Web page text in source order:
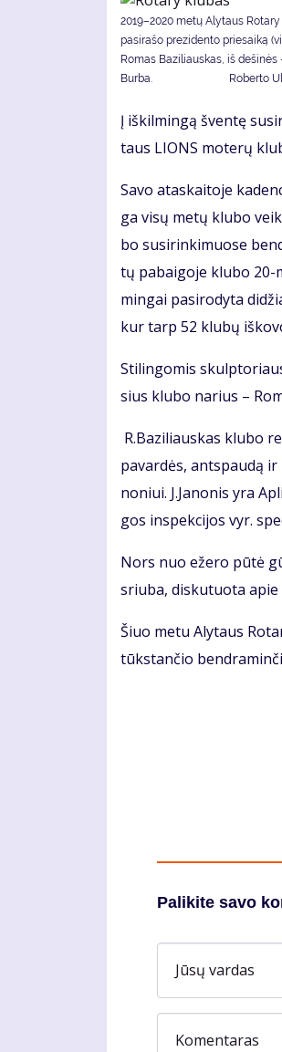
2019–2020 metų Alytaus
pasirašo prezidento priesaiką
Romas Baziliauskas, iš
Burba. Roberto
Į iš­kil­min­gą šven­tę
taus LIONS mo­te­rų
Sa­vo ata­skai­to­je
ga vi­sų me­tų klu­bo
bo su­si­rin­ki­muo­se
tų pa­bai­go­je klu­bo 20-
min­gai pa­si­ro­dy­ta
kur tarp 52 klu­bų
Sti­lin­go­mis
sius klu­bo na­rius –
R.Ba­zi­liaus­kas klu­bo
pa­var­dės, ant­spau­dą
no­niui. J.Ja­no­nis yra
gos ins­pek­ci­jos vyr.
Nors nuo eže­ro pū­tė
sriu­ba, dis­ku­tuo­ta
Šiuo me­tu Aly­taus
tūks­tan­čio
Palikite savo
Jūsų vardas
Komentaras